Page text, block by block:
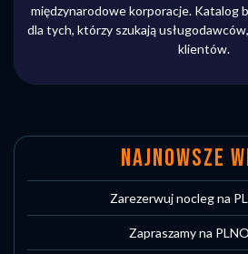
międzynarodowe korporacje. Katalog
dla tych, którzy szukają
klientów.
NAJNOWSZE
Zarezerwuj nocleg na
Zapraszamy na